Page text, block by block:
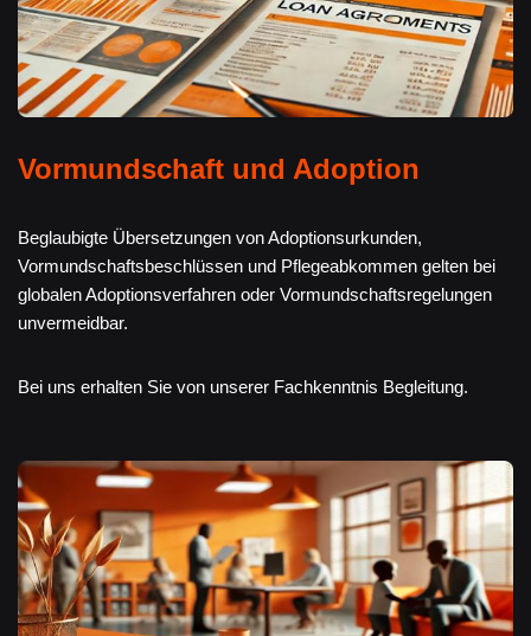
Vormundschaft und Adoption
Beglaubigte Übersetzungen von Adoptionsurkunden,
Vormundschaftsbeschlüssen und Pflegeabkommen gelten bei
globalen Adoptionsverfahren oder Vormundschaftsregelungen
unvermeidbar.
Bei uns erhalten Sie von unserer Fachkenntnis Begleitung.